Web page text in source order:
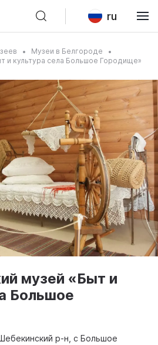
ru
Музеи в Белгороде
и культура села Большое Городище»
музей «Быт и
Большое
р-н, с Большое